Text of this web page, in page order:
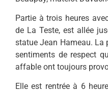
Partie à trois heures
de La Teste, est allée
statue Jean Hameau. La
sentiments de respect
affable ont toujours
Elle est rentrée à 6